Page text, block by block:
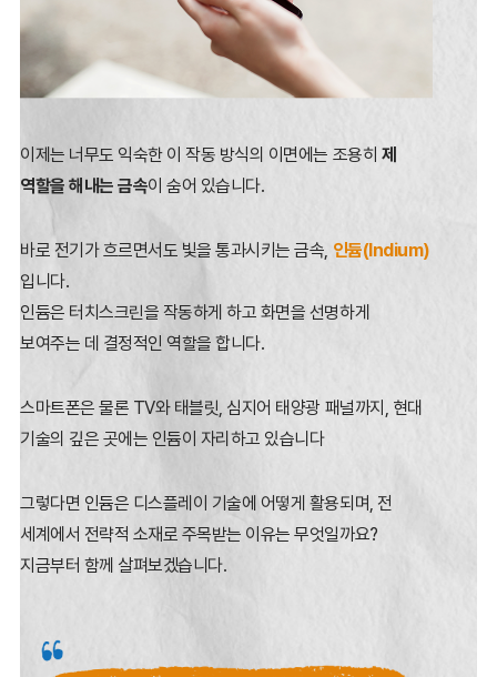
이제는 너무도 익숙한 이 작동 방식의 이면에는 조용히 제
역할을 해내는 금속이 숨어 있습니다.
바로 전기가 흐르면서도 빛을 통과시키는 금속, 인듐(Indium)
입니다.
인듐은 터치스크린을 작동하게 하고 화면을 선명하게
보여주는 데 결정적인 역할을 합니다.
스마트폰은 물론 TV와 태블릿, 심지어 태양광 패널까지, 현대
기술의 깊은 곳에는 인듐이 자리하고 있습니다
그렇다면 인듐은 디스플레이 기술에 어떻게 활용되며, 전
세계에서 전략적 소재로 주목받는 이유는 무엇일까요?
지금부터 함께 살펴보겠습니다.